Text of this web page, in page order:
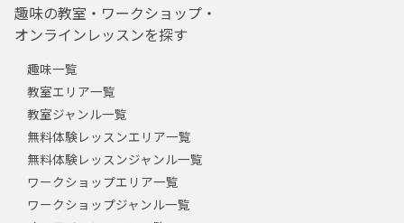
趣味の教室・ワークショップ・
オンラインレッスンを探す
趣味一覧
教室エリア一覧
教室ジャンル一覧
無料体験レッスンエリア一覧
無料体験レッスンジャンル一覧
ワークショップエリア一覧
ワークショップジャンル一覧